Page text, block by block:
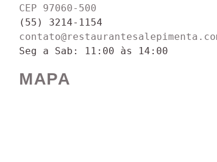
CEP 97060-500
(55) 3214-1154
Seg a Sab: 11:00 às 14:00
MAPA